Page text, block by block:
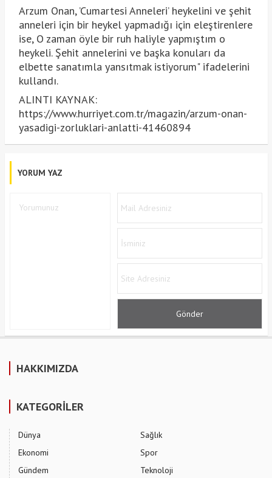
Arzum Onan, ’Cumartesi Anneleri’ heykelini ve şehit
anneleri için bir heykel yapmadığı için eleştirenlere
ise, O zaman öyle bir ruh haliyle yapmıştım o
heykeli. Şehit annelerini ve başka konuları da
elbette sanatımla yansıtmak istiyorum" ifadelerini
kullandı.
ALINTI KAYNAK:
https://www.hurriyet.com.tr/magazin/arzum-onan-
yasadigi-zorluklari-anlatti-41460894
YORUM YAZ
HAKKIMIZDA
KATEGORİLER
Dünya
Ekonomi
Gündem
Sağlık
Spor
Teknoloji